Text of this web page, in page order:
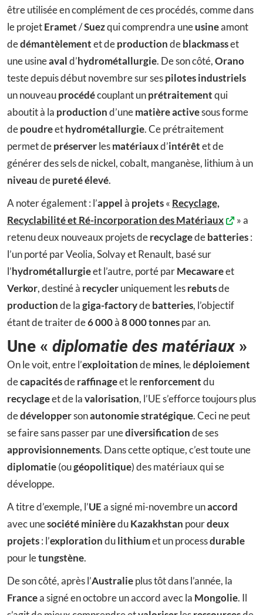
être utilisée en complément de ces procédés, comme dans
le projetEramet/Suezqui comprendra uneusineamont
dedémantèlementet deproductiondeblackmasset
une usineavald’hydrométallurgie. De son côté,Orano
teste depuis début novembre sur sespilotes industriels
un nouveauprocédécouplant unprétraitementqui
aboutit à la productiond’unematière activesous forme
depoudreethydrométallurgie. Ce prétraitement
permet depréserverlesmatériauxd’intérêtet de
générer des sels de nickel, cobalt, manganèse, lithium à un
niveaudepureté élevé.
A noter également : l’appelà projets« Recyclage,
Recyclabilité et Ré-incorporation des Matériaux
» a
retenu deux nouveaux projets derecyclagedebatteries:
l’un porté par Veolia, Solvay et Renault, basé sur
l’hydrométallurgieet l’autre, porté parMecawareet
Verkor, destiné à recycleruniquement lesrebutsde
productionde lagiga-factorydebatteries, l’objectif
étant de traiter de6 000à8 000 tonnespar an.
Une « diplomatie des matériaux»
On le voit, entre l’exploitationdemines, ledéploiement
decapacitésderaffinageet lerenforcementdu
recyclageet de lavalorisation, l’UE s’efforce toujours plus
dedéveloppersonautonomie stratégique. Ceci ne peut
se faire sans passer par unediversificationde ses
approvisionnements. Dans cette optique, c’est toute une
diplomatie(ougéopolitique) des matériaux qui se
développe.
A titre d’exemple, l’UEa signé mi-novembre unaccord
avec unesociété minièreduKazakhstan pourdeux
projets: l’explorationdulithiumet un processdurable
pour letungstène.
De son côté, après l’Australieplus tôt dans l’année, la
Francea signé en octobre un accord avec la Mongolie. Il